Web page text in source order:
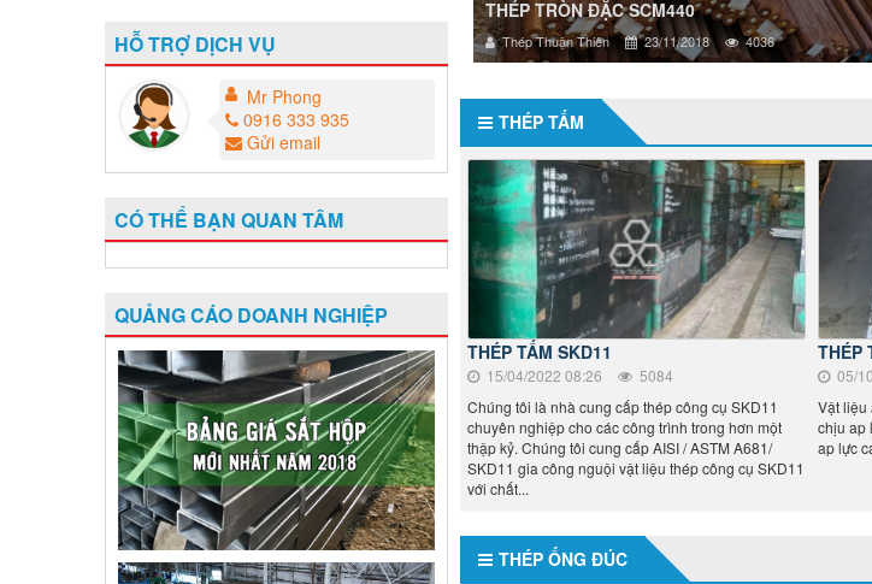
THÉP TRÒN ĐẶC SKD61
Thép Thuận Thiên 23/11/2018 2777
THÉP TẤM
THÉP TẤM SKD11
15/04/2022 08:26
5084
Chúng tôi là nhà cung cấp thép công cụ SKD11
chuyên nghiệp cho các công trình trong hơn một
thập kỷ. Chúng tôi cung cấp AISI / ASTM A681/
SKD11 gia công nguội vật liệu thép công cụ SKD11
với chất...
THÉP
05/
Vật liệu
chịu ap
ap lực
THÉP ỐNG ĐÚC
HỖ TRỢ DỊCH VỤ
Mr Phong
0916 333 935
Gửi email
CÓ THỂ BẠN QUAN TÂM
QUẢNG CÁO DOANH NGHIỆP